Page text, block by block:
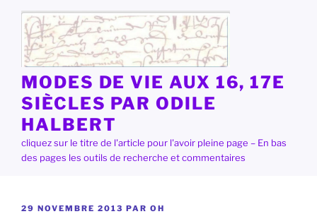
contenu
principal
MODES DE VIE AUX 16, 17E
SIÈCLES PAR ODILE
HALBERT
cliquez sur le titre de l'article pour l'avoir pleine page – En bas
des pages les outils de recherche et commentaires
PUBLIÉ
29 NOVEMBRE 2013 PAR OH